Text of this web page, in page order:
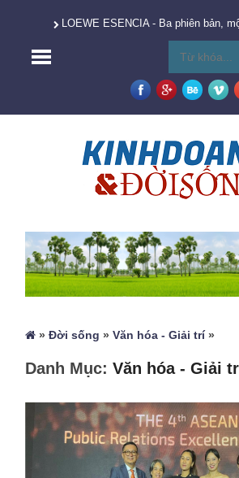
LOEWE ESENCIA - Ba phiên bản,
»Đời sống »Văn hóa - Giải trí»
Danh Mục:Văn hóa - Giải